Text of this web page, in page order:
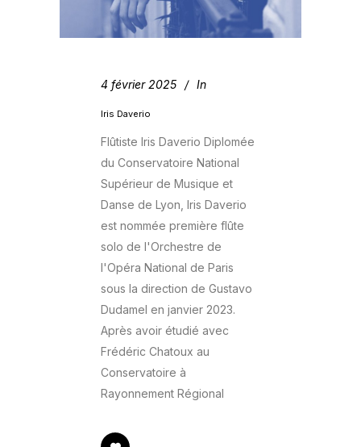
4 février 2025 In
Iris Daverio
Flûtiste Iris Daverio Diplomée
du Conservatoire National
Supérieur de Musique et
Danse de Lyon, Iris Daverio
est nommée première flûte
solo de l'Orchestre de
l'Opéra National de Paris
sous la direction de Gustavo
Dudamel en janvier 2023.
Après avoir étudié avec
Frédéric Chatoux au
Conservatoire à
Rayonnement Régional